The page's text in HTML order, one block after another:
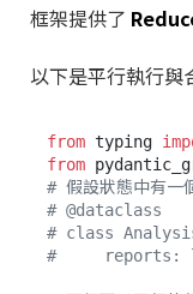
框架提供了
以下是平行執行與
from typing
from
# 假設狀態中有一
# @dataclass
# class
#